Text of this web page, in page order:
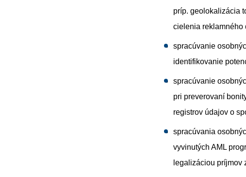
príp. geolokalizácia
cielenia reklamného
spracúvanie
identifikovanie
spracúvanie
pri preverovaní
registrov údajov o
spracúvania
vyvinutých AML
legalizáciou príjmov